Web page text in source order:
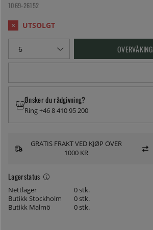
1069-26152
OVERVÅKING
Lagerstatus
Nettlager
0 stk.
Butikk Stockholm
0 stk.
Butikk Malmö
0 stk.
Ønsker du rådgivning?
Ring +46 8 410 95 200
GRATIS FRAKT VED KJØP OVER
1000 KR